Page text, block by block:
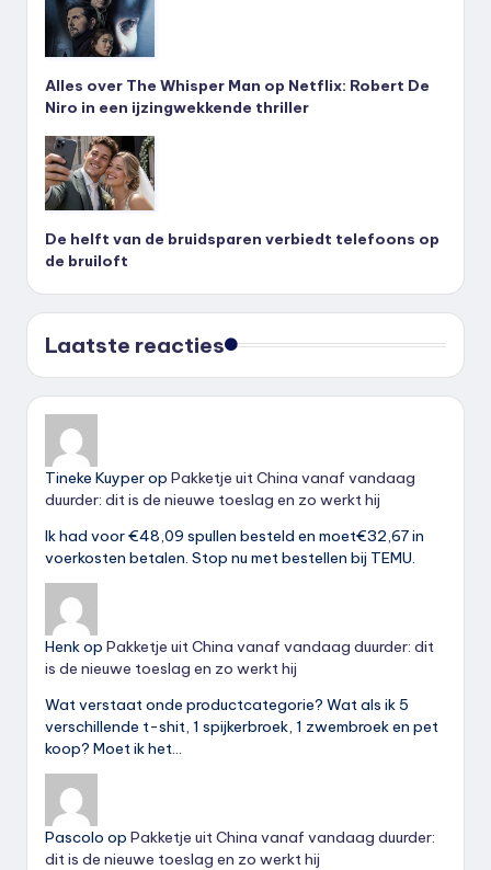
Alles over The Whisper Man op Netflix: Robert De
Niro in een ijzingwekkende thriller
De helft van de bruidsparen verbiedt telefoons op
de bruiloft
Laatste reacties
Tineke Kuyperop Pakketje uit China vanaf vandaag
duurder: dit is de nieuwe toeslag en zo werkt hij
Ik had voor €48,09 spullen besteld en moet€32,67 in
voerkosten betalen. Stop nu met bestellen bij TEMU.
Henkop Pakketje uit China vanaf vandaag duurder: dit
is de nieuwe toeslag en zo werkt hij
Wat verstaat onde productcategorie? Wat als ik 5
verschillende t-shit, 1 spijkerbroek, 1 zwembroek en pet
koop? Moet ik het…
Pascolo op Pakketje uit China vanaf vandaag duurder:
dit is de nieuwe toeslag en zo werkt hij